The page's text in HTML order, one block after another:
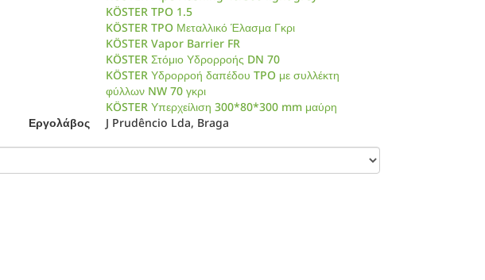
KÖSTER TPO 1.5
KÖSTER TPO Μεταλλικό Έλασμα Γκρι
KÖSTER Vapor Barrier FR
KÖSTER Στόμιο Υδρορροής DN 70
KÖSTER Υδρορροή δαπέδου TPO με συλλέκτη
φύλλων NW 70 γκρι
KÖSTER Υπερχείλιση 300*80*300 mm μαύρη
Εργολάβος
J Prudêncio Lda, Braga